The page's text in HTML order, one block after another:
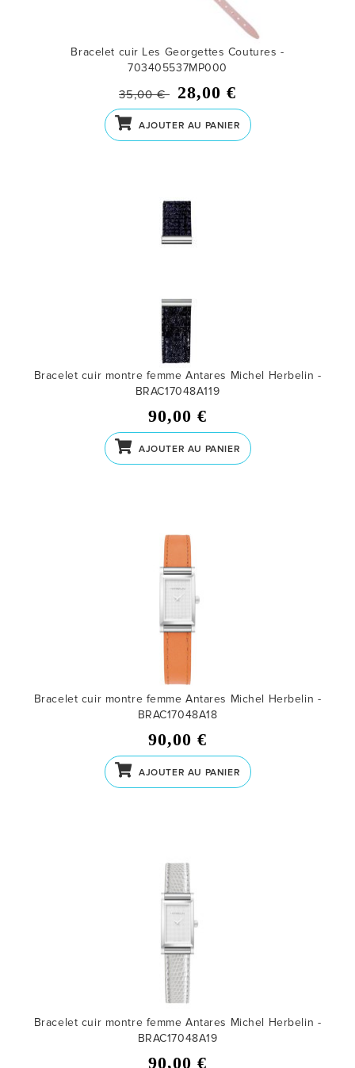
Bracelet cuir Les Georgettes Coutures -
703405537MP000
35,00 € 28,00 €
AJOUTER AU PANIER
Bracelet cuir montre femme Antares Michel Herbelin -
BRAC17048A119
90,00 €
AJOUTER AU PANIER
Bracelet cuir montre femme Antares Michel Herbelin -
BRAC17048A18
90,00 €
AJOUTER AU PANIER
Bracelet cuir montre femme Antares Michel Herbelin -
BRAC17048A19
90,00 €